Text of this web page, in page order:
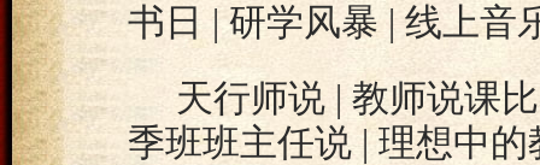
书日 | 研学风暴 | 线上音
天行师说 | 教师说课
季班班主任说 | 理想中